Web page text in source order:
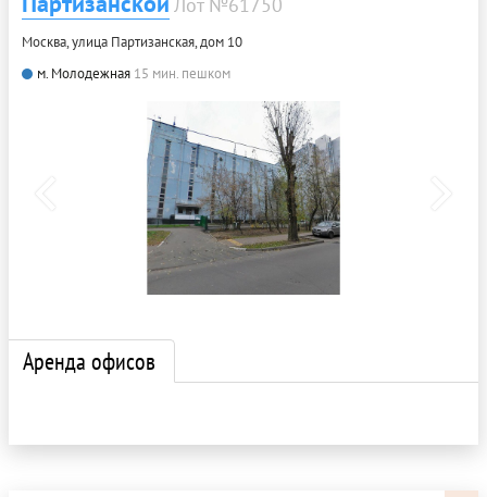
Москва, улица Партизанская, дом 10
м. Молодежная 15 мин. пешком
Аренда офисов